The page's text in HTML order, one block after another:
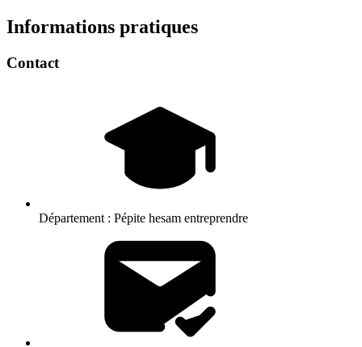
Informations pratiques
Contact
Département : Pépite hesam entreprendre